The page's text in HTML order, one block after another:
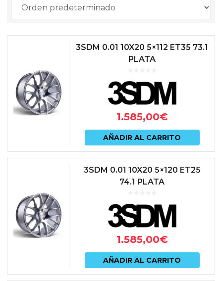
3SDM 0.01 10X20 5×112 ET35 73.1
PLATA
1.585,00€
AÑADIR AL CARRITO
3SDM 0.01 10X20 5×120 ET25
74.1 PLATA
1.585,00€
AÑADIR AL CARRITO